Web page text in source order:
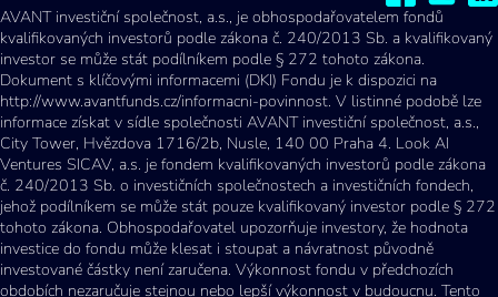
AVANT investiční společnost, a.s., je obhospodařovatelem fondů
kvalifikovaných investorů podle zákona č. 240/2013 Sb. a kvalifikovaný
investor se může stát podílníkem podle § 272 tohoto zákona.
Dokument s klíčovými informacemi (DKI) Fondu je k dispozici na
http://www.avantfunds.cz/informacni-povinnost. V listinné podobě lze
informace získat v sídle společnosti AVANT investiční společnost, a.s.,
City Tower, Hvězdova 1716/2b, Nusle, 140 00 Praha 4. Look AI
Ventures SICAV, a.s. je fondem kvalifikovaných investorů podle zákona
č. 240/2013 Sb. o investičních společnostech a investičních fondech,
jehož podílníkem se může stát pouze kvalifikovaný investor podle § 272
tohoto zákona. Obhospodařovatel upozorňuje investory, že hodnota
investice do fondu může klesat i stoupat a návratnost původně
investované částky není zaručena. Výkonnost fondu v předchozích
obdobích nezaručuje stejnou nebo lepší výkonnost v budoucnu. Tento